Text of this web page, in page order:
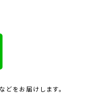
どをお届けします。